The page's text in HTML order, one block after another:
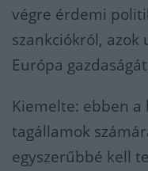
végre érdemi
szankciókról, azok
Európa
Kiemelte: ebben
tagállamok
egyszerűbbé kell